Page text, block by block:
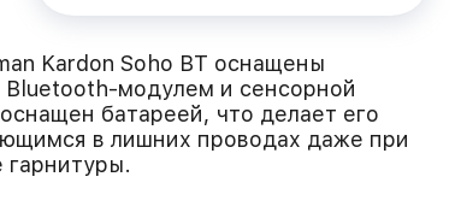
Kardon Soho BT оснащены
модулем и сенсорной
батареей, что делает его
в лишних проводах даже при
гарнитуры.